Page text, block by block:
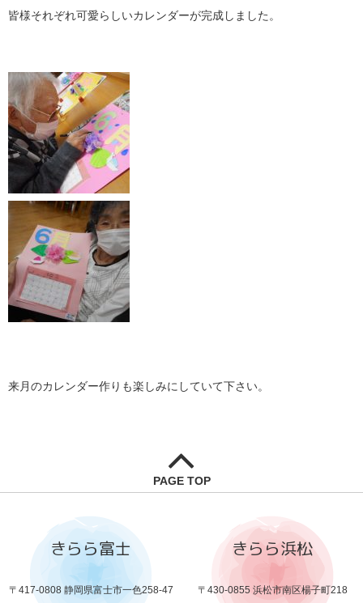
皆様それぞれ可愛らしいカレンダーが完成しました。
来月のカレンダー作りも楽しみにしていて下さい。
PAGE TOP
きらら富士
〒417-0808 静岡県富士市一色258-47
きらら浜松
〒430-0855 浜松市南区楊子町218